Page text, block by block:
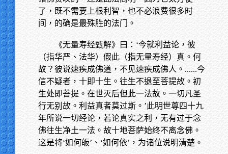
了，既不需要上根利智，也不必浪费很多时
间，的确是最殊胜的法门。
《无量寿经甄解》曰：‘今就利益论，彼
（指华严、法华）假此（指无量寿经）真。何
故？彼说速疾成佛道，不见速疾成佛人。......今
信不疑者，十即十生。往生不退至菩提故。初
生处即菩提。在世灭后但此一法故。一切凡圣
行无别故。利益真者莫过斯。’此明世尊四十九
年所说一切经论，若论真实之利，无有过于念
佛往生净土一法。故十地菩萨始终不离念佛。
这是将‘如何皈’、‘如何依’，为诸位说明清楚。